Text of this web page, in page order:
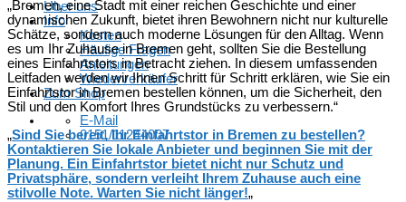
Über uns
Info
Kosten
Häufige Fragen
Anleitungen
Wiederverkäufer
Zum Shop
E-Mail
0151/11244007
„Bremen, eine Stadt mit einer reichen Geschichte und einer
dynamischen Zukunft, bietet ihren Bewohnern nicht nur kulturelle
Schätze, sondern auch moderne Lösungen für den Alltag. Wenn
es um Ihr Zuhause in Bremen geht, sollten Sie die Bestellung
eines Einfahrtstors in Betracht ziehen. In diesem umfassenden
Leitfaden werden wir Ihnen Schritt für Schritt erklären, wie Sie ein
Einfahrtstor in Bremen bestellen können, um die Sicherheit, den
Stil und den Komfort Ihres Grundstücks zu verbessern.“
„Sind Sie bereit, Ihr Einfahrtstor in Bremen zu bestellen?
Kontaktieren Sie lokale Anbieter und beginnen Sie mit der
Planung. Ein Einfahrtstor bietet nicht nur Schutz und
Privatsphäre, sondern verleiht Ihrem Zuhause auch eine
stilvolle Note. Warten Sie nicht länger!„